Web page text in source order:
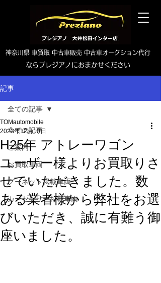
神奈川県 車買取 中古車販売 中古車オークション代行
ならプレジアノにおまかせください
TEL0465-46-6667
記事
全ての記事
ご案内
お買取車両
グーネット掲載車両
カーセンサー掲載車両
全ての記事
H25年 アトレーワゴン
ユーザー様よりお買取りさ
せていただきました。数
ある業者様から弊社をお選
びいただき、誠に有難う御
座いました。
TOMautomobile
2023年12月10日